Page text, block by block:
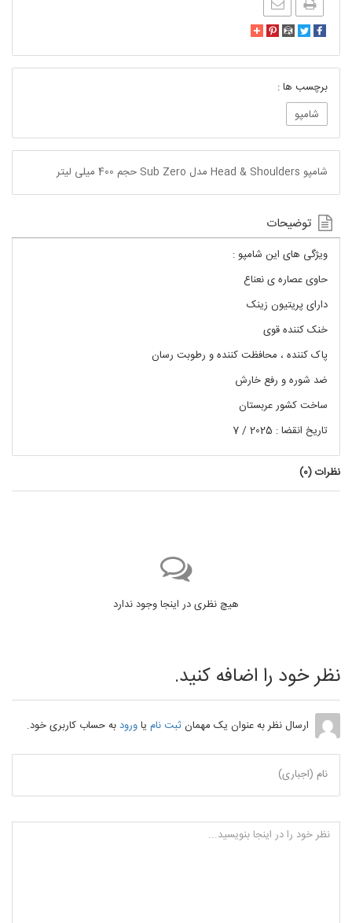
برچسب ها :
شامپو
شامپو Head & Shoulders مدل Sub Zero حجم 400 میلی لیتر
توضیحات
ویژگی های این شامپو :
حاوی عصاره ی نعناع
دارای پریتیون زینک
خنک کننده قوی
پاک کننده ، محافظت کننده و رطوبت رسان
ضد شوره و رفع خارش
ساخت کشور عربستان
تاریخ انقضا : 2025 / 7
نظرات (0
)
هیچ نظری در اینجا وجود ندارد
نظر خود را اضافه کنید.
ارسال نظر به عنوان یک مهمانثبت نام یاورودبه حساب کاربری خود.
نام (اجباری)